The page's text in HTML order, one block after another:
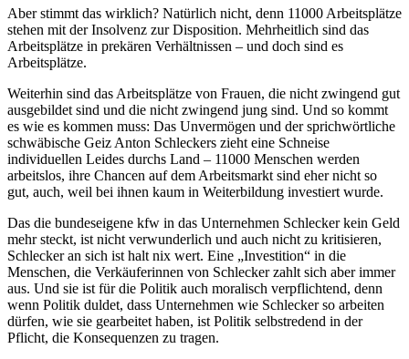
Aber stimmt das wirklich? Natürlich nicht, denn 11000 Arbeitsplätze
stehen mit der Insolvenz zur Disposition. Mehrheitlich sind das
Arbeitsplätze in prekären Verhältnissen – und doch sind es
Arbeitsplätze.
Weiterhin sind das Arbeitsplätze von Frauen, die nicht zwingend gut
ausgebildet sind und die nicht zwingend jung sind. Und so kommt
es wie es kommen muss: Das Unvermögen und der sprichwörtliche
schwäbische Geiz Anton Schleckers zieht eine Schneise
individuellen Leides durchs Land – 11000 Menschen werden
arbeitslos, ihre Chancen auf dem Arbeitsmarkt sind eher nicht so
gut, auch, weil bei ihnen kaum in Weiterbildung investiert wurde.
Das die bundeseigene kfw in das Unternehmen Schlecker kein Geld
mehr steckt, ist nicht verwunderlich und auch nicht zu kritisieren,
Schlecker an sich ist halt nix wert. Eine „Investition“ in die
Menschen, die Verkäuferinnen von Schlecker zahlt sich aber immer
aus. Und sie ist für die Politik auch moralisch verpflichtend, denn
wenn Politik duldet, dass Unternehmen wie Schlecker so arbeiten
dürfen, wie sie gearbeitet haben, ist Politik selbstredend in der
Pflicht, die Konsequenzen zu tragen.